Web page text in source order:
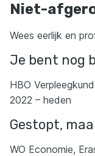
Niet-
Wees eerlijk en
Je bent nog
HBO
2022 – heden
Gestopt,
WO Economie,